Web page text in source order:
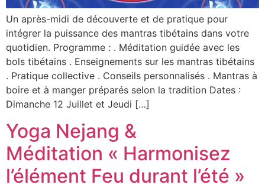
Un après-midi de découverte et de pratique pour
intégrer la puissance des mantras tibétains dans votre
quotidien. Programme : . Méditation guidée avec les
bols tibétains . Enseignements sur les mantras tibétains
. Pratique collective . Conseils personnalisés . Mantras à
boire et à manger préparés selon la tradition Dates :
Dimanche 12 Juillet et Jeudi […]
Yoga Nejang &
Méditation « Harmonisez
l’élément Feu durant l’été »